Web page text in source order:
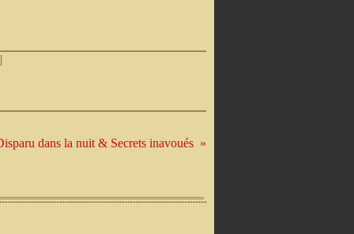
dans la nuit & Secrets inavoués